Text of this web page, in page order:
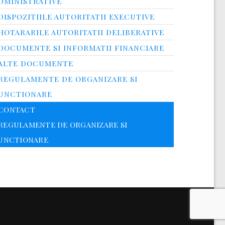
AUTORITATII EXECUTIVE
AUTORITATII DELIBERATIVE
SI INFORMATII FINANCIARE
DOCUMENTE
DE ORGANIZARE SI
DE ORGANIZARE SI